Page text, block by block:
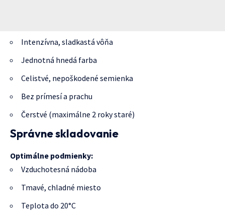
Intenzívna, sladkastá vôňa
Jednotná hnedá farba
Celistvé, nepoškodené semienka
Bez prímesí a prachu
Čerstvé (maximálne 2 roky staré)
Správne skladovanie
Optimálne podmienky:
Vzduchotesná nádoba
Tmavé, chladné miesto
Teplota do 20°C